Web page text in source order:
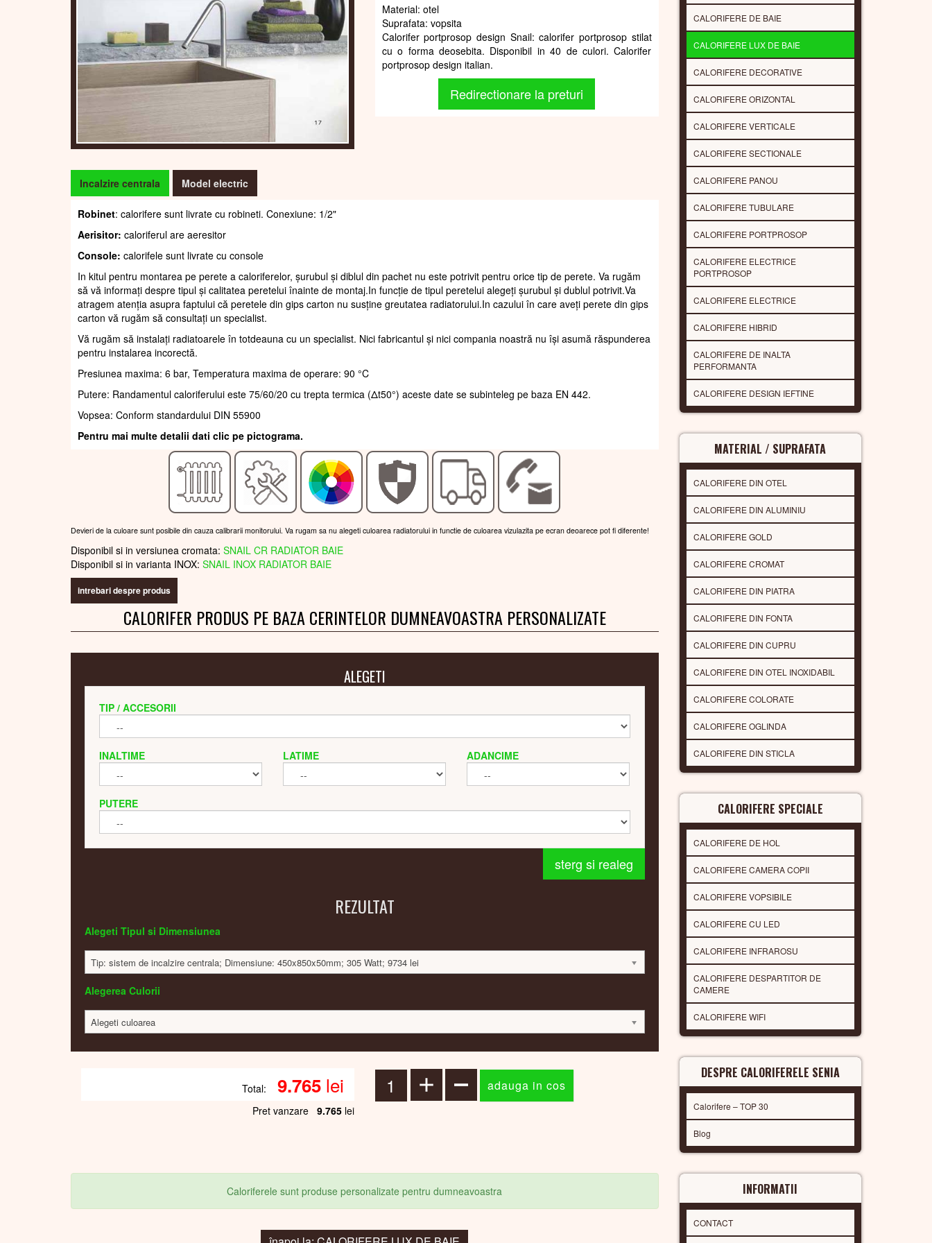
Material: otel
Suprafata: vopsita
Calorifer portprosop design Snail: calorifer portprosop stilat
cu o forma deosebita. Disponibil in 40 de culori. Calorifer
portprosop design italian.
Redirectionare la preturi
Incalzire centrala Model electric
Robinet: calorifere sunt livrate cu robineti. Conexiune: 1/2"
Aerisitor: caloriferul are aeresitor
Console: calorifele sunt livrate cu console
In kitul pentru montarea pe perete a caloriferelor, șurubul și diblul din pachet nu este potrivit pentru orice tip de perete. Va rugăm
să vă informați despre tipul și calitatea peretelui înainte de montaj.In funcție de tipul peretelui alegeți șurubul și dublul potrivit.Va
atragem atenția asupra faptului că peretele din gips carton nu susține greutatea radiatorului.In cazului în care aveți perete din gips
carton vă rugăm să consultați un specialist.
Vă rugăm să instalați radiatoarele în totdeauna cu un specialist. Nici fabricantul și nici compania noastră nu își asumă răspunderea
pentru instalarea incorectă.
Presiunea maxima: 6 bar, Temperatura maxima de operare: 90 °C
Putere: Randamentul caloriferului este 75/60/20 cu trepta termica (Δt50°) aceste date se subinteleg pe baza EN 442.
Vopsea: Conform standardului DIN 55900
Pentru mai multe detalii dati clic pe pictograma.
Devieri de la culoare sunt posibile din cauza calibrarii monitorului. Va rugam sa nu alegeti culoarea radiatorului in functie de culoarea vizulazita pe ecran deoarece pot fi diferente!
Disponibil si in versiunea cromata: SNAIL CR RADIATOR BAIE
Disponibil si in varianta INOX: SNAIL INOX RADIATOR BAIE
intrebari despre produs
CALORIFER PRODUS PE BAZA CERINTELOR DUMNEAVOASTRA PERSONALIZATE
ALEGETI
TIP / ACCESORII
INALTIME LATIME ADANCIME
PUTERE
sterg si realeg
REZULTAT
Alegeti Tipul si Dimensiunea
Tip: sistem de incalzire centrala; Dimensiune: 450x850x50mm; 305 Watt; 9734 lei
Alegerea Culorii
Alegeti culoarea
Total: 9.765lei
Pret vanzare 9.765lei
Caloriferele sunt produse personalizate pentru dumneavoastra
CALORIFERE DE BAIE
CALORIFERE LUX DE BAIE
CALORIFERE DECORATIVE
CALORIFERE ORIZONTAL
CALORIFERE VERTICALE
CALORIFERE SECTIONALE
CALORIFERE PANOU
CALORIFERE TUBULARE
CALORIFERE PORTPROSOP
CALORIFERE ELECTRICE
PORTPROSOP
CALORIFERE ELECTRICE
CALORIFERE HIBRID
CALORIFERE DE INALTA
PERFORMANTA
CALORIFERE DESIGN IEFTINE
MATERIAL / SUPRAFATA
CALORIFERE DIN OTEL
CALORIFERE DIN ALUMINIU
CALORIFERE GOLD
CALORIFERE CROMAT
CALORIFERE DIN PIATRA
CALORIFERE DIN FONTA
CALORIFERE DIN CUPRU
CALORIFERE DIN OTEL INOXIDABIL
CALORIFERE COLORATE
CALORIFERE OGLINDA
CALORIFERE DIN STICLA
CALORIFERE SPECIALE
CALORIFERE DE HOL
CALORIFERE CAMERA COPII
CALORIFERE VOPSIBILE
CALORIFERE CU LED
CALORIFERE INFRAROSU
CALORIFERE DESPARTITOR DE
CAMERE
CALORIFERE WIFI
DESPRE CALORIFERELE SENIA
Calorifere – TOP 30
Blog
INFORMATII
CONTACT